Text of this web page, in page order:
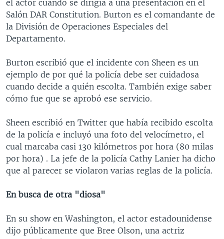
ENTRETENIMIENTO
el actor cuando se dirigía a una presentación en el
Salón DAR Constitution. Burton es el comandante de
la División de Operaciones Especiales del
Departamento.
Burton escribió que el incidente con Sheen es un
ejemplo de por qué la policía debe ser cuidadosa
cuando decide a quién escolta. También exige saber
cómo fue que se aprobó ese servicio.
Sheen escribió en Twitter que había recibido escolta
de la policía e incluyó una foto del velocímetro, el
cual marcaba casi 130 kilómetros por hora (80 milas
por hora) . La jefe de la policía Cathy Lanier ha dicho
que al parecer se violaron varias reglas de la policía.
En busca de otra "diosa"
En su show en Washington, el actor estadounidense
dijo públicamente que Bree Olson, una actriz